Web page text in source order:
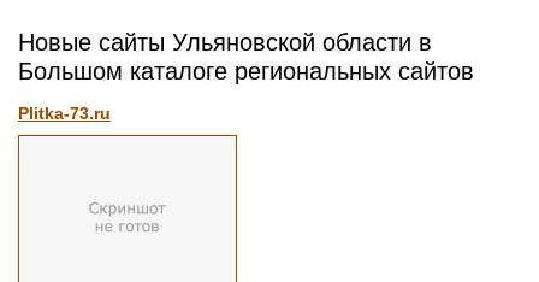
Новые сайты Ульяновской области в
Большом каталоге региональных сайтов
Plitka-73.ru